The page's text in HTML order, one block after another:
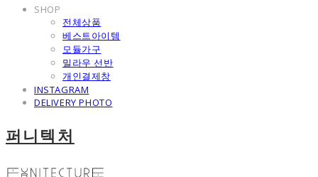
SHOP
전체상품
베스트아이템
모듈가구
밀라우 선반
개인결제창
INSTAGRAM
DELIVERY PHOTO
퍼니텍처